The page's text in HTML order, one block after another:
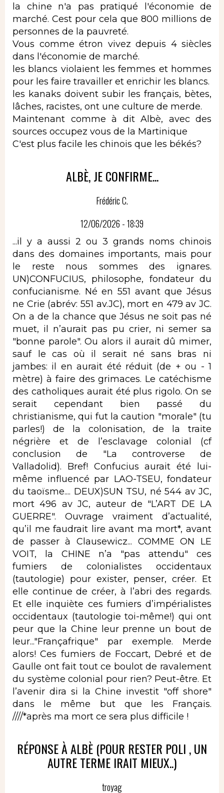
la chine n'a pas pratiqué l'économie de
marché. Cest pour cela que 800 millions de
personnes de la pauvreté.
Vous comme étron vivez depuis 4 siècles
dans l'économie de marché.
les blancs violaient les femmes et hommes
pour les faire travailler et enrichir les blancs.
les kanaks doivent subir les français, bètes,
lâches, racistes, ont une culture de merde.
Maintenant comme à dit Albè, avec des
sources occupez vous de la Martinique
C'est plus facile les chinois que les békés?
ALBÈ, JE CONFIRME...
Frédéric C.
12/06/2026 - 18:39
...il y a aussi 2 ou 3 grands noms chinois
dans des domaines importants, mais pour
le reste nous sommes des ignares.
UN)CONFUCIUS, philosophe, fondateur du
confucianisme. Né en 551 avant que Jésus
ne Crie (abrév: 551 av.JC), mort en 479 av JC.
On a de la chance que Jésus ne soit pas né
muet, il n’aurait pas pu crier, ni semer sa
"bonne parole". Ou alors il aurait dû mimer,
sauf le cas où il serait né sans bras ni
jambes: il en aurait été réduit (de + ou - 1
mètre) à faire des grimaces. Le catéchisme
des catholiques aurait été plus rigolo. On se
serait cependant bien passé du
christianisme, qui fut la caution "morale" (tu
parles!) de la colonisation, de la traite
négrière et de l’esclavage colonial (cf
conclusion de "La controverse de
Valladolid). Bref! Confucius aurait été lui-
même influencé par LAO-TSEU, fondateur
du taoïsme.... DEUX)SUN TSU, né 544 av JC,
mort 496 av JC, auteur de "L’ART DE LA
GUERRE". Ouvrage vraiment d’actualité,
qu’il me faudrait lire avant ma mort*, avant
de passer à Clausewicz... COMME ON LE
VOIT, la CHINE n’a "pas attendu" ces
fumiers de colonialistes occidentaux
(tautologie) pour exister, penser, créer. Et
elle continue de créer, à l’abri des regards.
Et elle inquiète ces fumiers d’impérialistes
occidentaux (tautologie toi-même!) qui ont
peur que la Chine leur prenne un bout de
leur..."Françafrique" par exemple. Merde
alors! Ces fumiers de Foccart, Debré et de
Gaulle ont fait tout ce boulot de ravalement
du système colonial pour rien? Peut-être. Et
l’avenir dira si la Chine investit "off shore"
dans le même but que les Français.
////*après ma mort ce sera plus difficile !
RÉPONSE À ALBÈ (POUR RESTER POLI , UN
AUTRE TERME IRAIT MIEUX..)
troyag